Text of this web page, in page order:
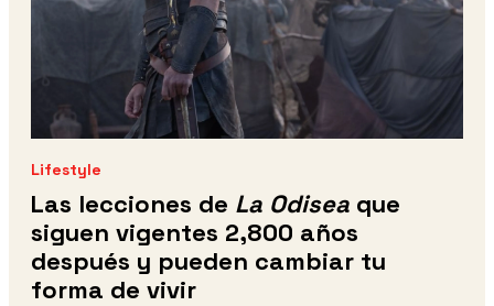
Lifestyle
Las lecciones de La Odisea que
siguen vigentes 2,800 años
después y pueden cambiar tu
forma de vivir